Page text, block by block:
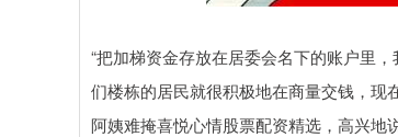
“把加梯资金存放在居委会名下的账户里
们楼栋的居民就很积极地在商量交钱，现
阿姨难掩喜悦心情股票配资精选，高兴地说